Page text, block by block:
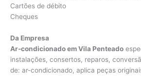
Cartões de débito
Cheques
Da Empresa
Ar-condicionado em Vila Penteado
instalações, consertos, reparos,
de: ar-condicionado, aplica peças